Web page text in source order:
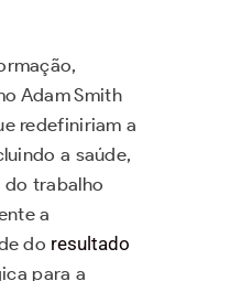
Adam Smith
redefiniriam a
a saúde,
do trabalho
a
do resultado
para a